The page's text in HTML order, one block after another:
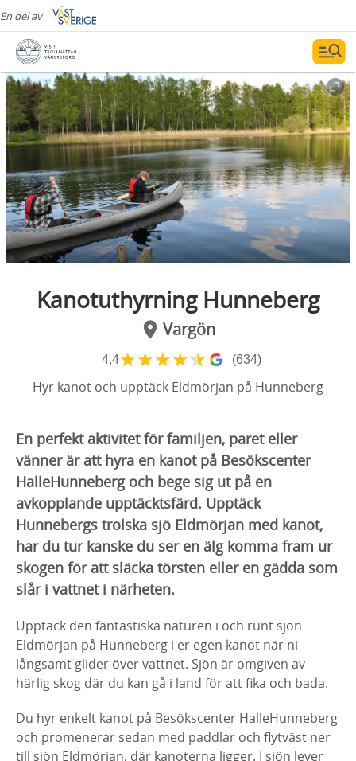
En del av
Kanotuthyrning Hunneberg
Vargön
4,4★★★★★ (634)
Hyr kanot och upptäck Eldmörjan på Hunneberg
En perfekt aktivitet för familjen, paret eller
vänner är att hyra en kanot på Besökscenter
HalleHunneberg och bege sig ut på en
avkopplande upptäcktsfärd. Upptäck
Hunnebergs trolska sjö Eldmörjan med kanot,
har du tur kanske du ser en älg komma fram ur
skogen för att släcka törsten eller en gädda som
slår i vattnet i närheten.
Upptäck den fantastiska naturen i och runt sjön
Eldmörjan på Hunneberg i er egen kanot när ni
långsamt glider över vattnet. Sjön är omgiven av
härlig skog där du kan gå i land för att fika och bada.
Du hyr enkelt kanot på Besökscenter HalleHunneberg
och promenerar sedan med paddlar och flytväst ner
till sjön Eldmörjan, där kanoterna ligger. I sjön lever